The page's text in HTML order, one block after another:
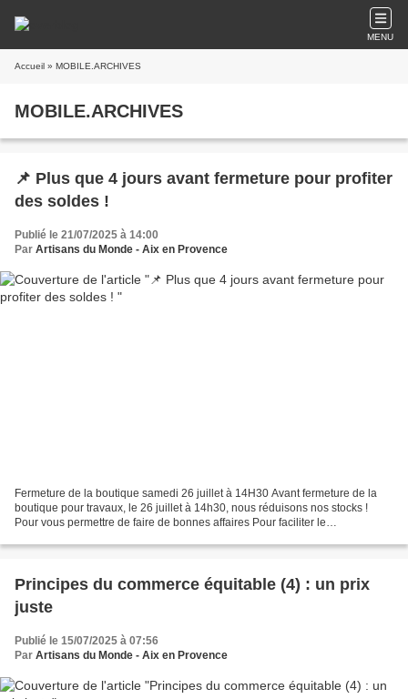
MENU
Accueil » MOBILE.ARCHIVES
MOBILE.ARCHIVES
📌 Plus que 4 jours avant fermeture pour profiter
des soldes !
Publié le 21/07/2025 à 14:00
Par Artisans du Monde - Aix en Provence
Fermeture de la boutique samedi 26 juillet à 14H30 Avant fermeture de la
boutique pour travaux, le 26 juillet à 14h30, nous réduisons nos stocks !
Pour vous permettre de faire de bonnes affaires Pour faciliter le
Principes du commerce équitable (4) : un prix
juste
Publié le 15/07/2025 à 07:56
Par Artisans du Monde - Aix en Provence